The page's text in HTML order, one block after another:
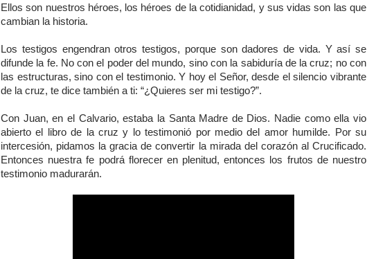
Ellos son nuestros héroes, los héroes de la cotidianidad, y sus vidas son las que
cambian la historia.
Los testigos engendran otros testigos, porque son dadores de vida. Y así se
difunde la fe. No con el poder del mundo, sino con la sabiduría de la cruz; no con
las estructuras, sino con el testimonio. Y hoy el Señor, desde el silencio vibrante
de la cruz, te dice también a ti: “¿Quieres ser mi testigo?”.
Con Juan, en el Calvario, estaba la Santa Madre de Dios. Nadie como ella vio
abierto el libro de la cruz y lo testimonió por medio del amor humilde. Por su
intercesión, pidamos la gracia de convertir la mirada del corazón al Crucificado.
Entonces nuestra fe podrá florecer en plenitud, entonces los frutos de nuestro
testimonio madurarán.